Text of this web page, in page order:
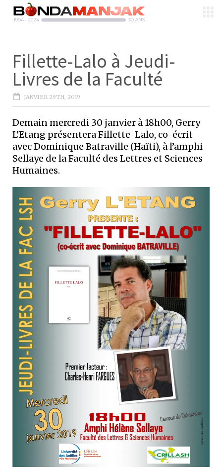
Fillette-Lalo à Jeudi-
Livres de la Faculté
JANVIER 29TH, 2019
Demain mercredi 30 janvier à 18h00, Gerry
L’Etang présentera Fillette-Lalo, co-écrit
avec Dominique Batraville (Haïti), à l’amphi
Sellaye de la Faculté des Lettres et Sciences
Humaines.